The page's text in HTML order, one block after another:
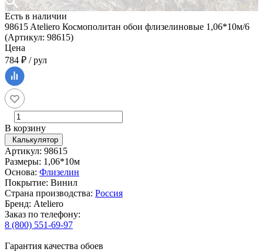
Есть в наличии
98615 Ateliero Космополитан обои флизелиновые 1,06*10м/6
(Артикул: 98615)
Цена
784 ₽ / рул
В корзину
Калькулятор
Артикул: 98615
Размеры: 1,06*10м
Основа: Флизелин
Покрытие: Винил
Страна производства: Россия
Бренд: Ateliero
Заказ по телефону:
8 (800) 551-69-97
Гарантия качества обоев